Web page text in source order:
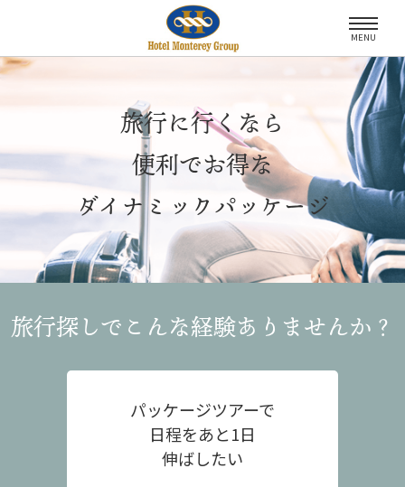
MENU
旅行に行くなら
便利でお得な
ダイナミックパッケージ
旅行探しでこんな経験ありませんか？
パッケージツアーで
日程をあと1日
伸ばしたい